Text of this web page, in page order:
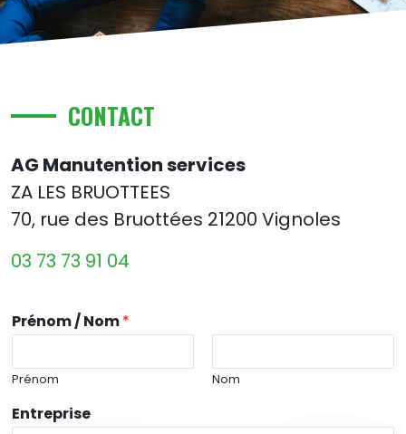
CONTACT
AG Manutention services
ZA LES BRUOTTEES
70, rue des Bruottées 21200 Vignoles
03 73 73 91 04
Prénom / Nom*
Prénom Nom
Entreprise